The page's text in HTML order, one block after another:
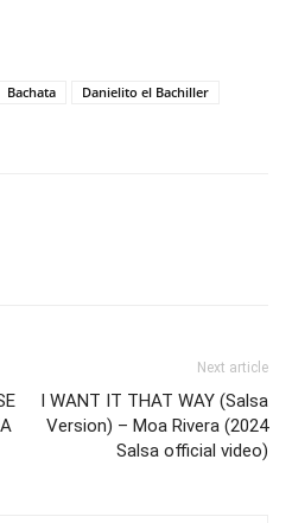
Bachata
Danielito el Bachiller
Next article
I WANT IT THAT WAY (Salsa
Version) – Moa Rivera (2024
Salsa official video)